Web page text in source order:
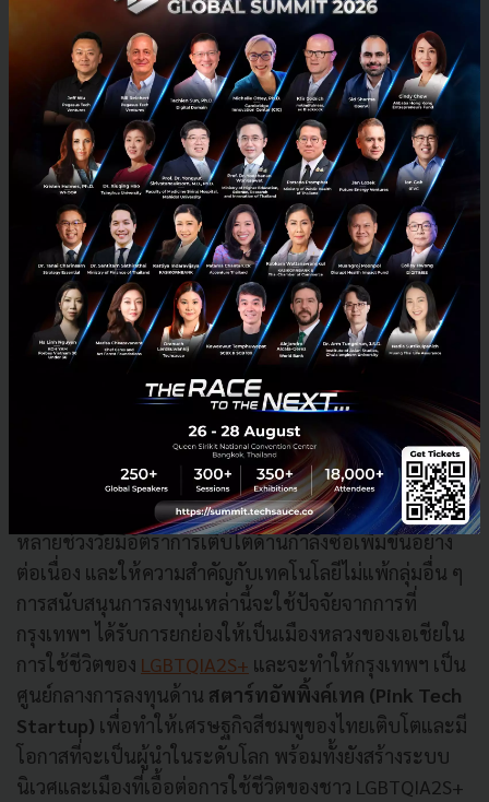
ด้านคุณธนะชัย กุลสมบูรณ์สินธ์ ผู้ร่วมก่อตั้งและหัวเรือ
สำคัญในการขับเคลื่อนประชาคมด้าน LGBTQIA2S+
กล่าวเสริมว่า อีกหนึ่งการลงทุนที่ Canvas Ventures ให้
เศรษฐกิจสีชมพู (Pink Economy)ซึ่ง
เป็นการสร้างสรรค์นวัตกรรมให้ตอบโจทย์กับความหลาก
หลาย รวมถึงกลุ่มเพศทางเลือกที่ปัจจุบันจะเห็นได้ว่า ใน
หลายช่วงวัยมีอัตราการเติบโตด้านกำลังซื้อเพิ่มขึ้นอย่าง
ต่อเนื่อง และให้ความสำคัญกับเทคโนโลยีไม่แพ้กลุ่มอื่น ๆ
การสนับสนุนการลงทุนเหล่านี้จะใช้ปัจจัยจากการที่
กรุงเทพฯ ได้รับการยกย่องให้เป็นเมืองหลวงของเอเชียใน
การใช้ชีวิตของ LGBTQIA2S+ และจะทำให้กรุงเทพฯ เป็น
ศูนย์กลางการลงทุนด้าน สตาร์ทอัพพิ้งค์เทค (Pink Tech
Startup) เพื่อทำให้เศรษฐกิจสีชมพูของไทยเติบโตและมี
โอกาสที่จะเป็นผู้นำในระดับโลก พร้อมทั้งยังสร้างระบบ
นิเวศและเมืองที่เอื้อต่อการใช้ชีวิตของชาว LGBTQIA2S+